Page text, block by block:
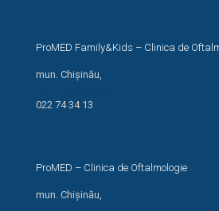
ProMED Family&Kids – Clinica de
mun. Chișinău,
022 74 34 13
ProMED – Clinica de Oftalmologie
mun. Chișinău,